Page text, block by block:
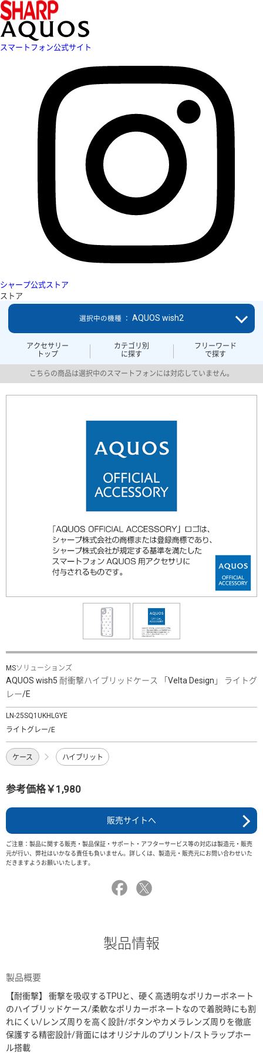
スマートフォン公式サイト
シャープ公式ストア
ストア
アクセサリー
トップ
カテゴリ別
に探す
フリーワード
で探す
選択中の機種 ： AQUOS wish2
こちらの商品は選択中のスマートフォンには対応していません。
MSソリューションズ
AQUOS wish5 耐衝撃ハイブリッドケース 「Velta Design」 ライトグ
レー/E
LN-25SQ1UKHLGYE
ライトグレー/E
ケース ハイブリット
参考価格￥1,980
販売サイトへ
ご注意：製品に関する販売・製品保証・サポート・アフターサービス等の対応は製造元・販売
元が行い、弊社はいかなる責任も負いません。詳しくは、製造元・販売元にお問い合わせいた
だきますようお願いいたします。
製品情報
製品概要
【耐衝撃】 衝撃を吸収するTPUと、硬く高透明なポリカーボネート
のハイブリッドケース/柔軟なポリカーボネートなので着脱時にも割
れにくい/レンズ周りを高く設計/ボタンやカメラレンズ周りを徹底
保護する精密設計/背面にはオリジナルのプリント/ストラップホー
ル搭載